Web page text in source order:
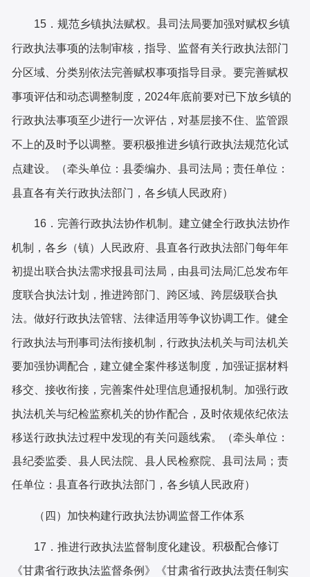
15．规范乡镇执法赋权。县司法局要加强对赋权乡镇
行政执法事项的法制审核，指导、监督有关行政执法部门
分区域、分类别依法完善赋权事项指导目录。要完善赋权
事项评估和动态调整制度， 2024年底前要对已下放乡镇的
行政执法事项至少进行一次评估，对基层接不住、监管跟
不上的及时予以调整。要积极推进乡镇行政执法规范化试
点建设。（牵头单位：县委编办、县司法局；责任单位：
县直各有关行政执法部门，各乡镇人民政府）
16．完善行政执法协作机制。建立健全行政执法协作
机制，各乡（镇）人民政府、县直各行政执法部门每年年
初提出联合执法需求报县司法局，由县司法局汇总发布年
度联合执法计划，推进跨部门、跨区域、跨层级联合执
法。做好行政执法管辖、法律适用等争议协调工作。健全
行政执法与刑事司法衔接机制，行政执法机关与司法机关
要加强协调配合，建立健全案件移送制度，加强证据材料
移交、接收衔接，完善案件处理信息通报机制。加强行政
执法机关与纪检监察机关的协作配合，及时依规依纪依法
移送行政执法过程中发现的有关问题线索。（牵头单位：
县纪委监委、县 人民法院、县 人民检察院、县司法局；责
任单位：县直各行政执法部门，各乡镇人民政府）
（四）加快构建行政执法协调监督工作体系
17．推进行政执法监督制度化建设。积极配合修订
《甘肃省行政执法监督条例》《甘肃省行政执法责任制实